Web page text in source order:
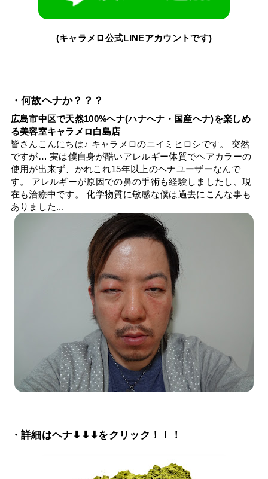
(キャラメロ公式LINEアカウントです)
・何故ヘナか？？？
広島市中区で天然100%ヘナ(ハナヘナ・国産ヘナ)を楽しめ
る美容室キャラメロ白島店
皆さんこんにちは♪ キャラメロのニイミヒロシです。 突然
ですが… 実は僕自身が酷いアレルギー体質でヘアカラーの
使用が出来ず、かれこれ15年以上のヘナユーザーなんで
す。 アレルギーが原因での鼻の手術も経験しましたし、現
在も治療中です。 化学物質に敏感な僕は過去にこんな事も
ありました...
・詳細はヘナ⬇⬇⬇をクリック！！！